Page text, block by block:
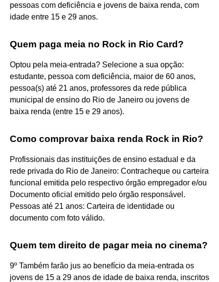
pessoas com deficiência e jovens de baixa renda, com
idade entre 15 e 29 anos.
Quem paga meia no Rock in Rio Card?
Optou pela meia-entrada? Selecione a sua opção:
estudante, pessoa com deficiência, maior de 60 anos,
pessoa(s) até 21 anos, professores da rede pública
municipal de ensino do Rio de Janeiro ou jovens de
baixa renda (entre 15 e 29 anos).
Como comprovar baixa renda Rock in Rio?
Profissionais das instituições de ensino estadual e da
rede privada do Rio de Janeiro: Contracheque ou carteira
funcional emitida pelo respectivo órgão empregador e/ou
Documento oficial emitido pelo órgão responsável.
Pessoas até 21 anos: Carteira de identidade ou
documento com foto válido.
Quem tem direito de pagar meia no cinema?
9º Também farão jus ao benefício da meia-entrada os
jovens de 15 a 29 anos de idade de baixa renda, inscritos